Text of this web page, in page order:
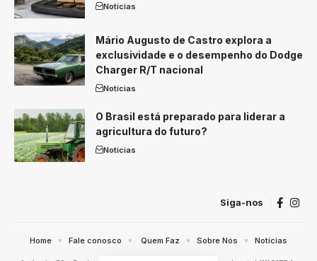
Notícias
Mário Augusto de Castro explora a
exclusividade e o desempenho do Dodge
Charger R/T nacional
Notícias
O Brasil está preparado para liderar a
agricultura do futuro?
Notícias
Siga-nos
Home Fale conosco Quem Faz Sobre Nós Notícias